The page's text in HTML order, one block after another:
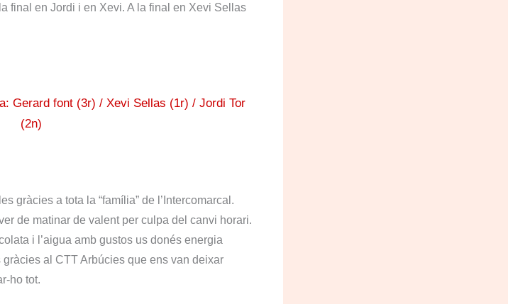
final en Jordi i en Xevi. A la final en Xevi Sellas
Gerard font (3r) / Xevi Sellas (1r) / Jordi Tor
(2n)
gràcies a tota la “família” de l’Intercomarcal.
de matinar de valent per culpa del canvi horari.
i l’aigua amb gustos us donés energia
al CTT Arbúcies que ens van deixar
ho tot.